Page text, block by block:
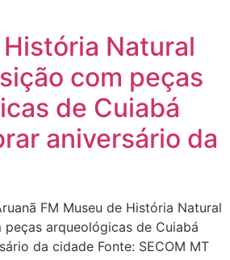
Natural
com peças
de Cuiabá
aniversário da
FM Museu de História Natural
arqueológicas de Cuiabá
da cidade Fonte: SECOM MT